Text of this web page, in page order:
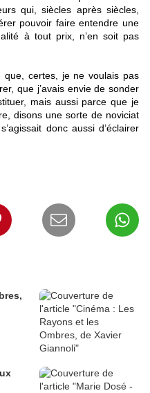
qui, siècles après siècles,
pouvoir faire entendre une
à tout prix, n’en soit pas
que, certes, je ne voulais pas
que j’avais envie de sonder
mais aussi parce que je
disons une sorte de noviciat
donc aussi d’éclairer